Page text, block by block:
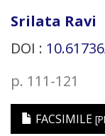
Srilata Ravi
DOI :
p. 111-121
FACSIMILE